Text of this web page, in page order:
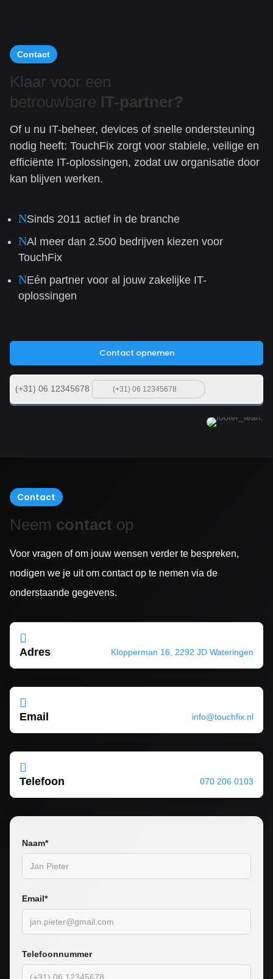
Contact
Klaar voor een
betrouwbare IT-partner?
Of u nu IT-beheer, devices of snelle ondersteuning
nodig heeft: TouchFix zorgt voor stabiele, veilige en
efficiënte IT-oplossingen, zodat uw organisatie door
kan blijven werken.
NSinds 2011 actief in de branche
NAl meer dan 2.500 bedrijven kiezen voor
TouchFix
NEén partner voor al jouw zakelijke IT-
oplossingen
Contact opnemen
(+31) 06 12345678
Naam*
Email*
Telefoonnummer
Contact
Neem contact op
Voor vragen of om jouw wensen verder te bespreken,
nodigen we je uit om contact op te nemen via de
onderstaande gegevens.

Adres Klopperman 16, 2292 JD Wateringen

Email info@touchfix.nl

Telefoon 070 206 0103